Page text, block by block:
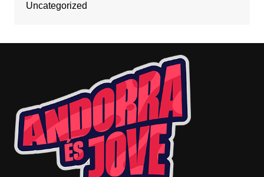
Uncategorized